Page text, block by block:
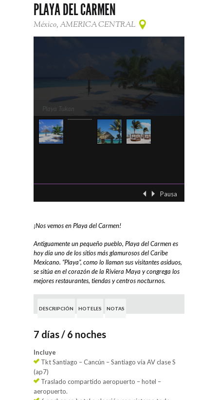
PLAYA DEL CARMEN
México, AMERICA CENTRAL
Pausa
¡Nos vemos en Playa del Carmen!
Antiguamente un pequeño pueblo, Playa del Carmen es
hoy día uno de los sitios más glamurosos del Caribe
Mexicano. “Playa”, como lo llaman sus visitantes asiduos,
se sitúa en el corazón de la Riviera Maya y congrega los
mejores restaurantes, tiendas y centros nocturnos.
DESCRIPCIÓN HOTELES NOTAS
7 días / 6 noches
Incluye
Tkt Santiago – Cancún – Santiago vía AV clase S
(ap7)
Traslado compartido aeropuerto – hotel –
aeropuerto.